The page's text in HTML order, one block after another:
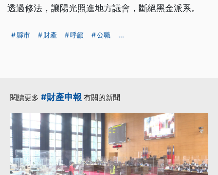
透過修法，讓陽光照進地方議會，斷絕黑金派系。​
縣市 財產 呼籲 公職 ...
閱讀更多 #財產申報 有關的新聞